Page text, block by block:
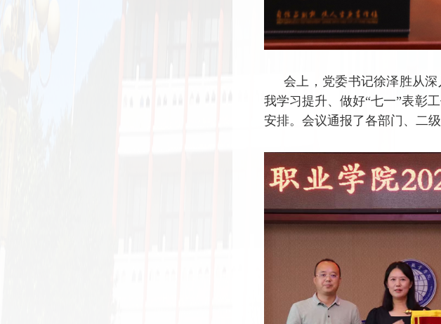
会上，党委书记徐泽胜从
我学习提升、做好“七一”表彰
安排。会议通报了各部门、二